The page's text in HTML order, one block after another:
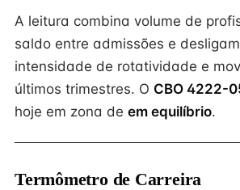
A leitura combina volume de
saldo entre admissões e
intensidade de rotatividade e
últimos trimestres. O CBO 4222-
hoje em zona de em equilíbrio.
Termômetro de Carreira